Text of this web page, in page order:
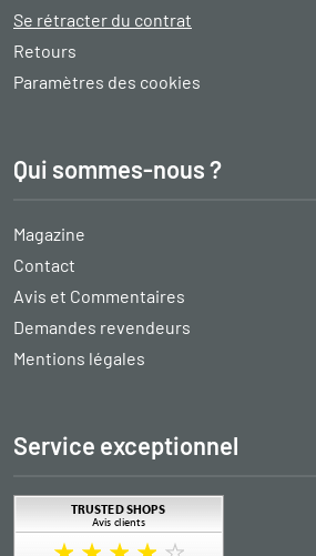
Se rétracter du contrat
Retours
Paramètres des cookies
Qui sommes-nous ?
Magazine
Contact
Avis et Commentaires
Demandes revendeurs
Mentions légales
Service exceptionnel